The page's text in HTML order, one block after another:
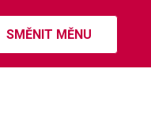
SMĚNIT MĚNU